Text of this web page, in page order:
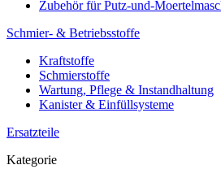
Zubehör für Putz-und-
Schmier- & Betriebsstoffe
Kraftstoffe
Schmierstoffe
Wartung, Pflege & Instandhaltung
Kanister & Einfüllsysteme
Ersatzteile
Kategorie